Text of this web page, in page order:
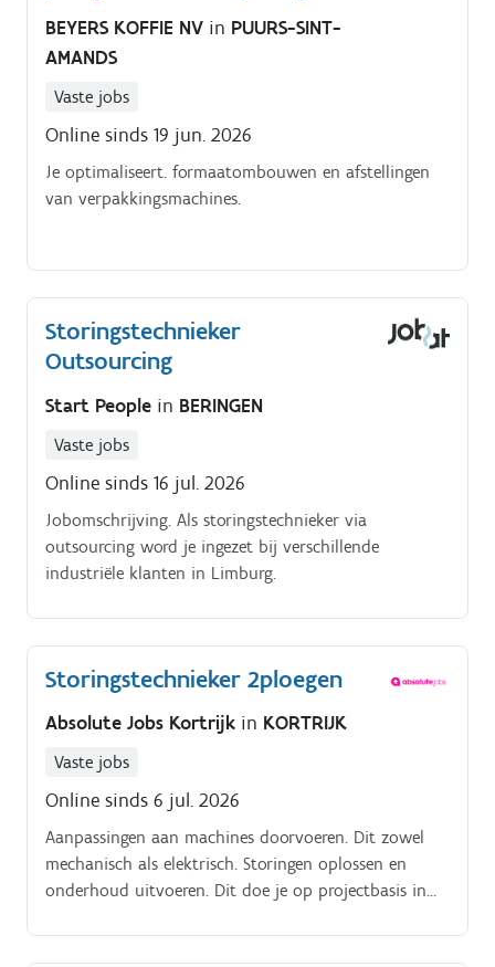
BEYERS KOFFIE NV in PUURS-SINT-
AMANDS
Vaste jobs
Online sinds 19 jun. 2026
Je optimaliseert. formaatombouwen en afstellingen
van verpakkingsmachines.
Storingstechnieker
Outsourcing
Start People in BERINGEN
Vaste jobs
Online sinds 16 jul. 2026
Jobomschrijving. Als storingstechnieker via
outsourcing word je ingezet bij verschillende
industriële klanten in Limburg.
Storingstechnieker 2ploegen
Absolute Jobs Kortrijk in KORTRIJK
Vaste jobs
Online sinds 6 jul. 2026
Aanpassingen aan machines doorvoeren. Dit zowel
mechanisch als elektrisch. Storingen oplossen en
onderhoud uitvoeren. Dit doe je op projectbasis in